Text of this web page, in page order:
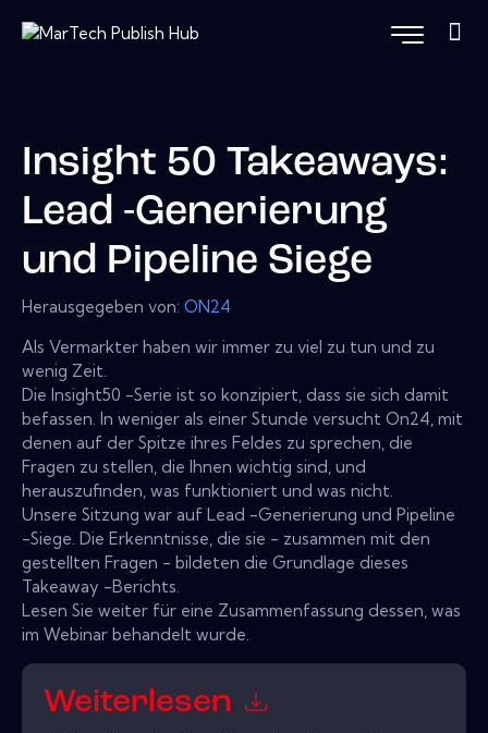
Insight 50 Takeaways:
Lead -Generierung
und Pipeline Siege
Herausgegeben von: ON24
Als Vermarkter haben wir immer zu viel zu tun und zu
wenig Zeit.
Die Insight50 -Serie ist so konzipiert, dass sie sich damit
befassen. In weniger als einer Stunde versucht On24, mit
denen auf der Spitze ihres Feldes zu sprechen, die
Fragen zu stellen, die Ihnen wichtig sind, und
herauszufinden, was funktioniert und was nicht.
Unsere Sitzung war auf Lead -Generierung und Pipeline
-Siege. Die Erkenntnisse, die sie - zusammen mit den
gestellten Fragen - bildeten die Grundlage dieses
Takeaway -Berichts.
Lesen Sie weiter für eine Zusammenfassung dessen, was
im Webinar behandelt wurde.
Weiterlesen